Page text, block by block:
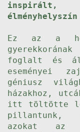
inspirált,
élményhelyszín
Ez az a
foglalt és
eseményei
géniusz
házakhoz,
itt töltötte
pillantunk,
azokat az